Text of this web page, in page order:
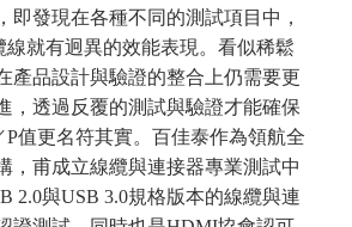
即發現在各種不同的測試項目中，
線就有迥異的效能表現。看似稀鬆
產品設計與驗證的整合上仍需要更
，透過反覆的測試與驗證才能確保
P值更名符其實。百佳泰作為領航全
，甫成立線纜與連接器專業測試中
2.0與USB 3.0規格版本的線纜與連